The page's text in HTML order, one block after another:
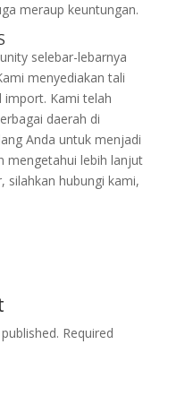
meraup keuntungan.
selebar-lebarnya
menyediakan tali
import. Kami telah
daerah di
Anda untuk menjadi
mengetahui lebih lanjut
silahkan hubungi kami,
Required